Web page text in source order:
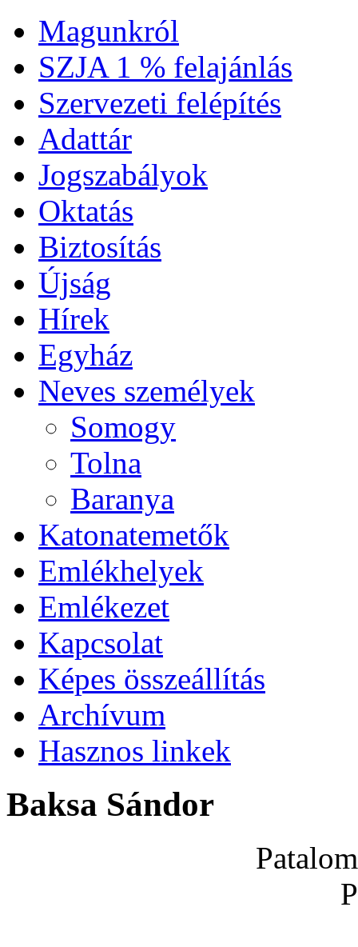
Magunkról
SZJA 1 % felajánlás
Szervezeti felépítés
Adattár
Jogszabályok
Oktatás
Biztosítás
Újság
Hírek
Egyház
Neves személyek
Somogy
Tolna
Baranya
Katonatemetők
Emlékhelyek
Emlékezet
Kapcsolat
Képes összeállítás
Archívum
Hasznos linkek
Baksa Sándor